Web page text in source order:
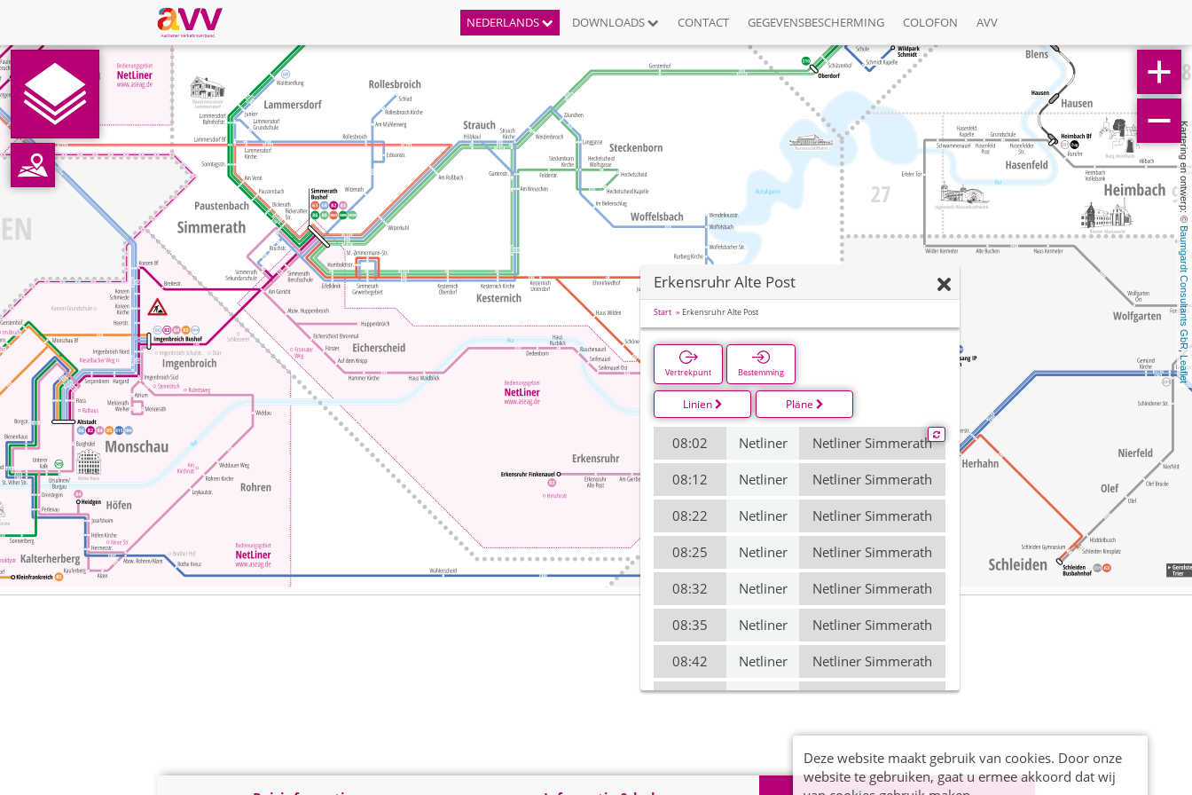
NEDERLANDS DOWNLOADS CONTACT GEGEVENSBESCHERMING COLOFON AVV
Kartering en ontwerp: ©
Baumgardt Consultants GbR
,
Leaflet
Erkensruhr Alte Post
Start Erkensruhr Alte Post
Vertrekpunt Bestemming
Linien Pläne
08:02 Netliner Netliner Simmerath
08:12 Netliner Netliner Simmerath
08:22 Netliner Netliner Simmerath
08:25 Netliner Netliner Simmerath
08:32 Netliner Netliner Simmerath
08:35 Netliner Netliner Simmerath
08:42 Netliner Netliner Simmerath
08:45 Netliner Netliner Simmerath
Netliner Simmerath
08:55 Netliner
Netliner Simmerath
Deze website maakt gebruik van cookies. Door onze
website te gebruiken, gaat u ermee akkoord dat wij